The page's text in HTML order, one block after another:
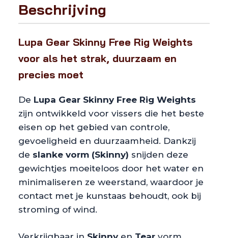
Beschrijving
Lupa Gear Skinny Free Rig Weights
voor als het strak, duurzaam en
precies moet
De Lupa Gear Skinny Free Rig Weights
zijn ontwikkeld voor vissers die het beste
eisen op het gebied van controle,
gevoeligheid en duurzaamheid. Dankzij
de slanke vorm (Skinny) snijden deze
gewichtjes moeiteloos door het water en
minimaliseren ze weerstand, waardoor je
contact met je kunstaas behoudt, ook bij
stroming of wind.